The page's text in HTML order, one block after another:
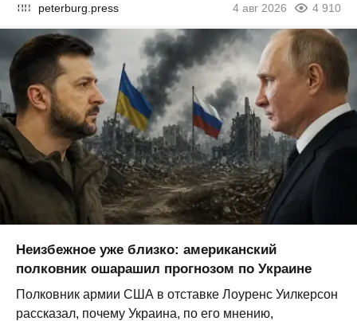
peterburg.press 4 авг 2026 4 910
Неизбежное уже близко: американский
полковник ошарашил прогнозом по Украине
Полковник армии США в отставке Лоуренс Уилкерсон
рассказал, почему Украина, по его мнению,